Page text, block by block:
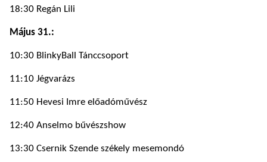
18:30 Regán Lili
Május 31.:
10:30 BlinkyBall Tánccsoport
11:10 Jégvarázs
11:50 Hevesi Imre előadóművész
12:40 Anselmo bűvészshow
13:30 Csernik Szende székely mesemondó